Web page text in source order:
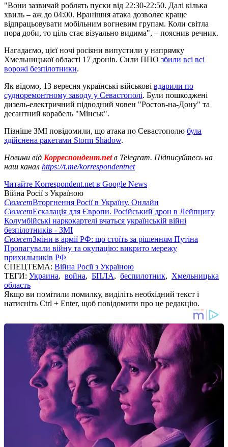
"Вони зазвичай роблять пуски від 22:30-22:50. Далі кілька
хвиль – аж до 04:00. Вранішня атака дозволяє краще
відпрацьовувати мобільним вогневим групам. Коли світла
пора доби, то ціль стає візуально видима", – пояснив речник.
Нагадаємо, цієї ночі росіяни випустили у напрямку
Хмельницької області 17 дронів. Сили ППО збили всі всі
ворожі безпілотники.
Як відомо, 13 вересня українські військові вдарили по
судноремонтному заводу у Севастополі. Були пошкоджені
дизель-електричний підводний човен "Ростов-на-Дону" та
десантний корабель "Мінськ".
Пізніше ЗМІ повідомили, що атака по Севастополю була
здійснена ракетами Storm Shadow.
Новини від Корреспондент.netв Telegram. Підписуйтесь на
наш канал https://t.me/korrespondentnet
Читайте Korrespondent.net в Google News
Війна Росії з Україною
СюжетВторгнення Росії в Україну. Онлайн
СюжетЕскалація для Європи. Російський дрон в Лейпцигу
Колумбійські наркокартелі вчаться українській війні
безпілотників - ЗМІ
СюжетЗміни в армії РФ: що стоїть за рішенням Путіна
Пропагували війну та окупацію: викрито мережу
прихильників РФ
СПЕЦТЕМА: Війна Росії з Україною
ТЕГИ: Украина, война, БПЛА, беспилотник, Хмельницька
область
Якщо ви помітили помилку, виділіть необхідний текст і
натисніть Ctrl + Enter, щоб повідомити про це редакцію.